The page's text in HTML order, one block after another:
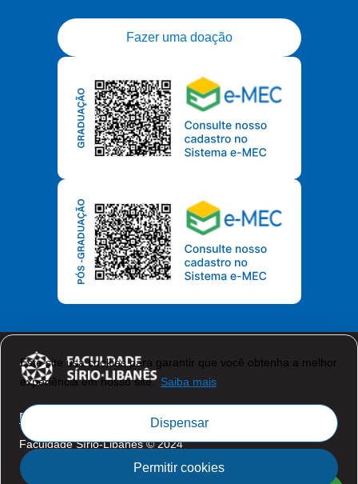
Este site usa cookies para garantir que você obtenha a melhor
experiência em nosso site. Saiba mais
Permitir cookies
Dispensar
Fazer uma doação
Política de Privacidade
Faculdade Sírio-Libanês © 2024